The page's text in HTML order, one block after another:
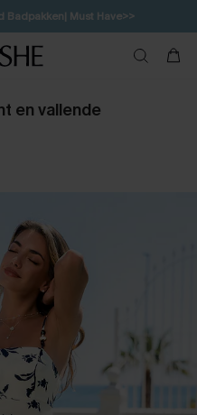
Badpakken| Must Have>>
tot 15% korting>>
| CODE: SW15
en vallende